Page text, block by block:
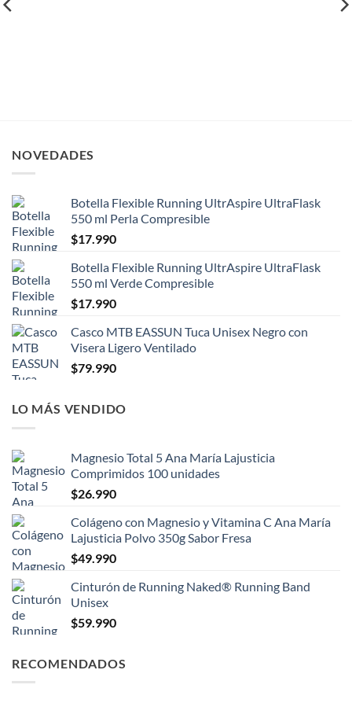
NOVEDADES
Botella Flexible Running UltrAspire UltraFlask
550 ml Perla Compresible
$17.990
Botella Flexible Running UltrAspire UltraFlask
550 ml Verde Compresible
$17.990
Casco MTB EASSUN Tuca Unisex Negro con
Visera Ligero Ventilado
$79.990
LO MÁS VENDIDO
Magnesio Total 5 Ana María Lajusticia
Comprimidos 100 unidades
$26.990
Colágeno con Magnesio y Vitamina C Ana María
Lajusticia Polvo 350g Sabor Fresa
$49.990
Cinturón de Running Naked® Running Band
Unisex
$59.990
RECOMENDADOS